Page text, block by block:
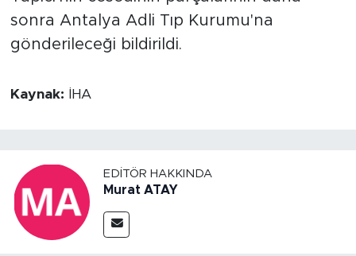
sonra Antalya Adli Tıp Kurumu'na
gönderileceği bildirildi.
Kaynak: İHA
EDITÖR HAKKINDA
Murat ATAY